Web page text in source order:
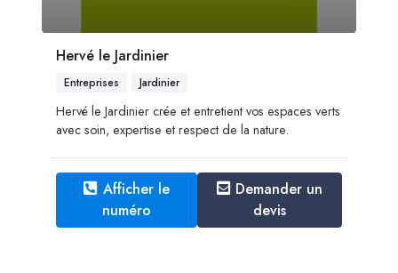
Hervé le Jardinier
Entreprises Jardinier
Hervé le Jardinier crée et entretient vos espaces verts
avec soin, expertise et respect de la nature.
Afficher le
numéro
Demander un
devis